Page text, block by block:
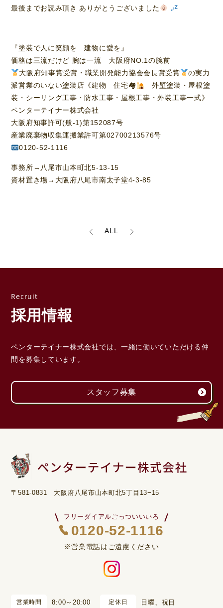
最後までお読み頂き ありがとうございました
『塗装で人に笑顔を 建物に愛を』
価格は三流だけど 腕は一流 大阪府NO.1の腕前
大阪府知事賞受賞・職業開発能力協会会長賞受賞
の実力
派営業のいない塗装店《建物 住宅🏘
外壁塗装・屋根塗
装・シーリング工事・防水工事・屋根工事・外装工事一式》
ペンターテイナー株式会社
大阪府知事許可(般-1)第152087号
産業廃棄物収集運搬業許可第02700213576号
0120-52-1116
事務所→八尾市山本町北5-13-15
資材置き場→大阪府八尾市南太子堂4-3-85
ALL
採用情報
ペンターテイナー株式会社では、一緒に働いていただける仲
間を募集しています。
スタッフ募集
〒581-0831 大阪府八尾市山本町北5丁目13−15
フリーダイアルごっついいいろ
0120-52-1116
※営業電話はご遠慮ください
営業時間 8:00～20:00 定休日 日曜、祝日